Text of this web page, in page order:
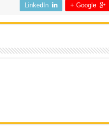
Google +
LinkedIn